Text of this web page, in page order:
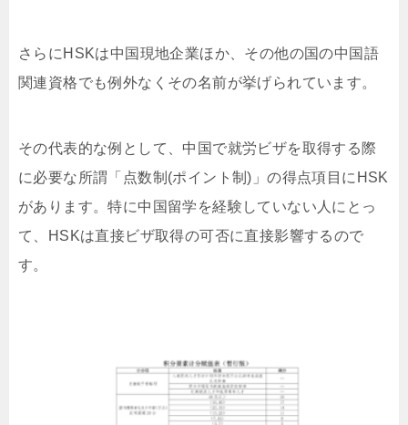
さらにHSKは中国現地企業ほか、その他の国の中国語
関連資格でも例外なくその名前が挙げられています。
その代表的な例として、中国で就労ビザを取得する際
に必要な所謂「点数制(ポイント制)」の得点項目にHSK
があります。特に中国留学を経験していない人にとっ
て、HSKは直接ビザ取得の可否に直接影響するので
す。